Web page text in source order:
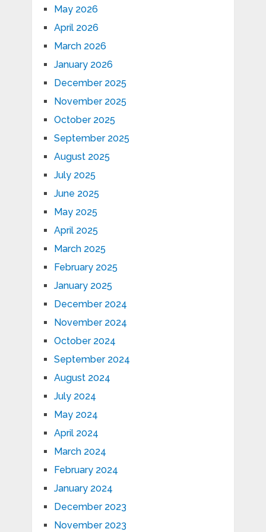
May 2026
April 2026
March 2026
January 2026
December 2025
November 2025
October 2025
September 2025
August 2025
July 2025
June 2025
May 2025
April 2025
March 2025
February 2025
January 2025
December 2024
November 2024
October 2024
September 2024
August 2024
July 2024
May 2024
April 2024
March 2024
February 2024
January 2024
December 2023
November 2023